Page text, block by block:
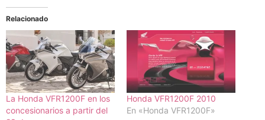
Relacionado
La Honda VFR1200F en los
concesionarios a partir del
Honda VFR1200F 2010
En «Honda VFR1200F»